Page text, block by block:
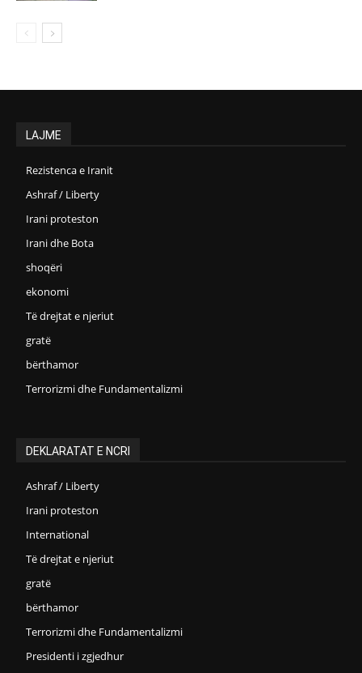
LAJME
Rezistenca e Iranit
Ashraf / Liberty
Irani proteston
Irani dhe Bota
shoqëri
ekonomi
Të drejtat e njeriut
gratë
bërthamor
Terrorizmi dhe Fundamentalizmi
DEKLARATAT E NCRI
Ashraf / Liberty
Irani proteston
International
Të drejtat e njeriut
gratë
bërthamor
Terrorizmi dhe Fundamentalizmi
Presidenti i zgjedhur